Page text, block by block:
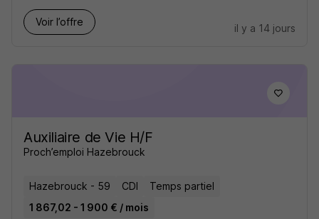
Voir l’offre
il y a 14 jours
Auxiliaire de Vie H/F
Proch’emploi Hazebrouck
Hazebrouck - 59 CDI
Temps partiel
1 867,02 - 1 900 € / mois